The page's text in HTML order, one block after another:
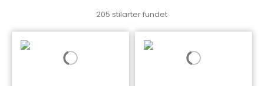
205 stilarter fundet